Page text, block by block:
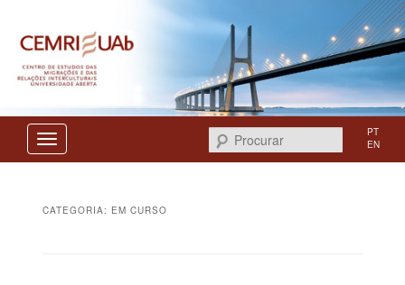
CEMRI
Procurar
PT
EN
CATEGORIA: EM CURSO